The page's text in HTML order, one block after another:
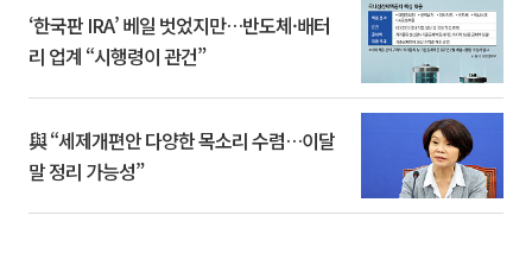
‘한국판 IRA’ 베일 벗었지만…반도체·배터
리 업계 “시행령이 관건”
與 “세제개편안 다양한 목소리 수렴…이달
말 정리 가능성”